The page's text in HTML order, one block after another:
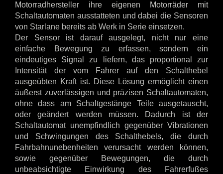
Motorradhersteller ihre eigenen Motorräder mit
Schaltautomaten ausstatteten und dabei die Sensoren
von Starlane bereits ab Werk in Serie einsetzen.
Der Sensor ist darauf ausgelegt, nicht nur eine
einfache Bewegung zu erfassen, sondern ein
eindeutiges Signal zu liefern, das proportional zur
Intensität der vom Fahrer auf den Schalthebel
ausgeübten Kraft ist. Diese Lösung ermöglicht einen
äußerst zuverlässigen und präzisen Schaltautomaten,
ohne dass am Schaltgestänge Teile ausgetauscht,
oder geändert werden müssen. Dadurch ist der
Schaltautomat unempfindlich gegenüber Vibrationen
und Schwingungen des Schalthebels, die durch
Fahrbahnunebenheiten verursacht werden können,
sowie gegenüber Bewegungen, die durch
unbeabsichtigte Einwirkung des Fahrerfußes